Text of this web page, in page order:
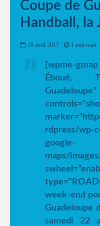
Coupe de
Handball, la
18 avril 2017 1 min read
[wpme-
Éboué,
rdpress/wp-
google-
maps/
week-end
Guadeloupe
samedi 22